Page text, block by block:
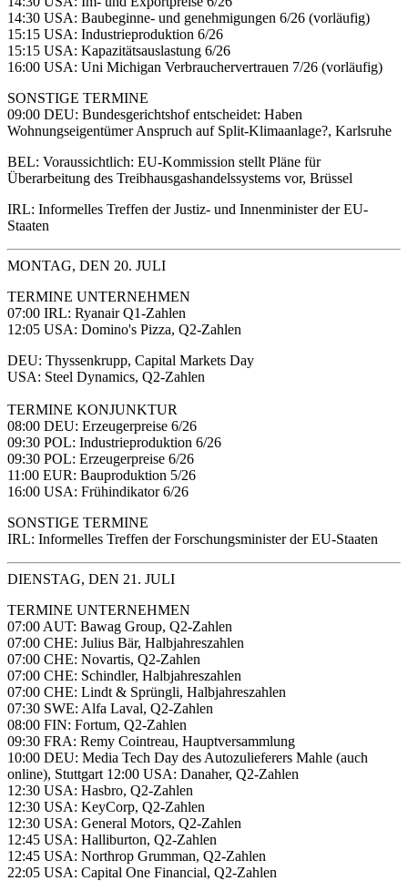
14:30 USA: Baubeginne- und genehmigungen 6/26 (vorläufig)
15:15 USA: Industrieproduktion 6/26
15:15 USA: Kapazitätsauslastung 6/26
16:00 USA: Uni Michigan Verbrauchervertrauen 7/26 (vorläufig)
SONSTIGE TERMINE
09:00 DEU: Bundesgerichtshof entscheidet: Haben
Wohnungseigentümer Anspruch auf Split-Klimaanlage?, Karlsruhe
BEL: Voraussichtlich: EU-Kommission stellt Pläne für
Überarbeitung des Treibhausgashandelssystems vor, Brüssel
IRL: Informelles Treffen der Justiz- und Innenminister der EU-
Staaten
MONTAG, DEN 20. JULI
TERMINE UNTERNEHMEN
07:00 IRL: Ryanair Q1-Zahlen
12:05 USA: Domino's Pizza, Q2-Zahlen
DEU: Thyssenkrupp, Capital Markets Day
USA: Steel Dynamics, Q2-Zahlen
TERMINE KONJUNKTUR
08:00 DEU: Erzeugerpreise 6/26
09:30 POL: Industrieproduktion 6/26
09:30 POL: Erzeugerpreise 6/26
11:00 EUR: Bauproduktion 5/26
16:00 USA: Frühindikator 6/26
SONSTIGE TERMINE
IRL: Informelles Treffen der Forschungsminister der EU-Staaten
DIENSTAG, DEN 21. JULI
TERMINE UNTERNEHMEN
07:00 AUT: Bawag Group, Q2-Zahlen
07:00 CHE: Julius Bär, Halbjahreszahlen
07:00 CHE: Novartis, Q2-Zahlen
07:00 CHE: Schindler, Halbjahreszahlen
07:00 CHE: Lindt & Sprüngli, Halbjahreszahlen
07:30 SWE: Alfa Laval, Q2-Zahlen
08:00 FIN: Fortum, Q2-Zahlen
09:30 FRA: Remy Cointreau, Hauptversammlung
10:00 DEU: Media Tech Day des Autozulieferers Mahle (auch
online), Stuttgart 12:00 USA: Danaher, Q2-Zahlen
12:30 USA: Hasbro, Q2-Zahlen
12:30 USA: KeyCorp, Q2-Zahlen
12:30 USA: General Motors, Q2-Zahlen
12:45 USA: Halliburton, Q2-Zahlen
12:45 USA: Northrop Grumman, Q2-Zahlen
22:05 USA: Capital One Financial, Q2-Zahlen